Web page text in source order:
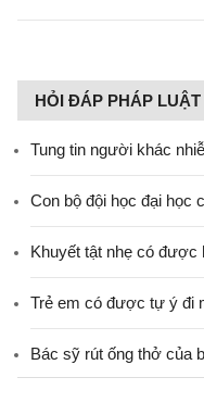
HỎI ĐÁP PHÁP
Tung tin người khác
Con bộ đội học đại học
Khuyết tật nhẹ có
Trẻ em có được tự ý đi
Bác sỹ rút ống thở của